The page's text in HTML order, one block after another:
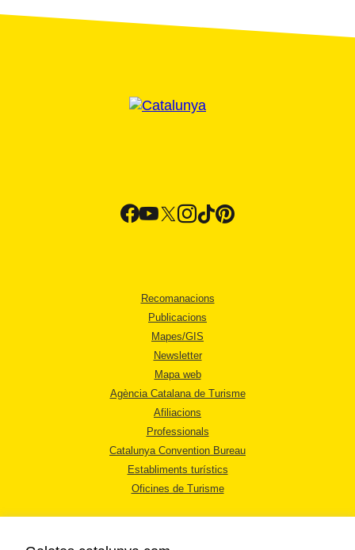
Recomanacions
Publicacions
Mapes/GIS
Newsletter
Mapa web
Agència Catalana de Turisme
Afiliacions
Professionals
Catalunya Convention Bureau
Establiments turístics
Oficines de Turisme